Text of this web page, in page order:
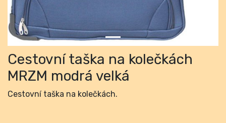
Cestovní taška na kolečkách
MRZM modrá velká
Cestovní taška na kolečkách.